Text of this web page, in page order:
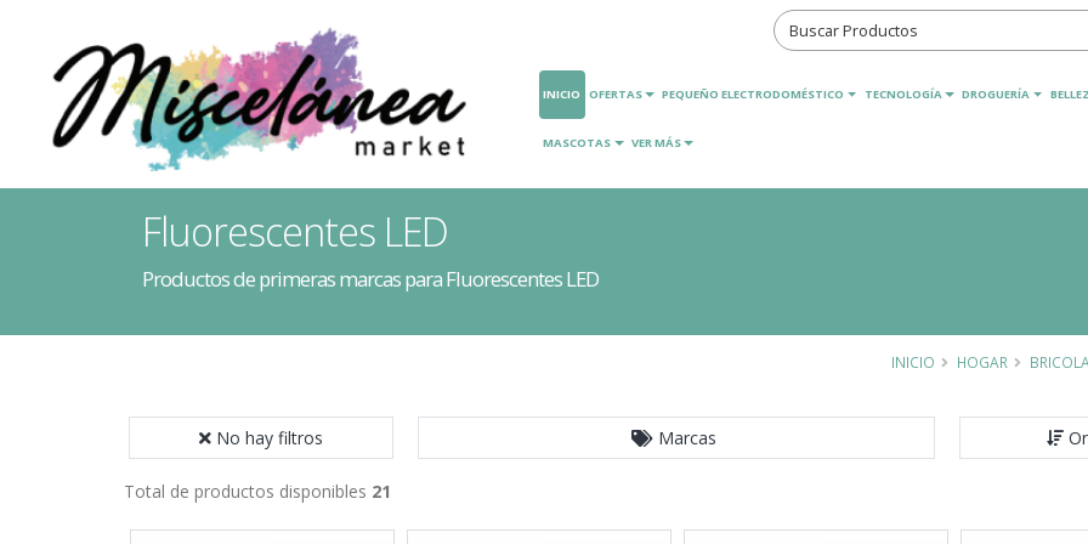
INICIO OFERTAS PEQUEÑO ELECTRODOMÉSTICO TECNOLOGÍA DROGUERÍA
MASCOTAS VER MÁS
Fluorescentes LED
Productos de primeras marcas para Fluorescentes LED
INICIO HOGAR
No hay filtros Marcas
Total de productos disponibles 21